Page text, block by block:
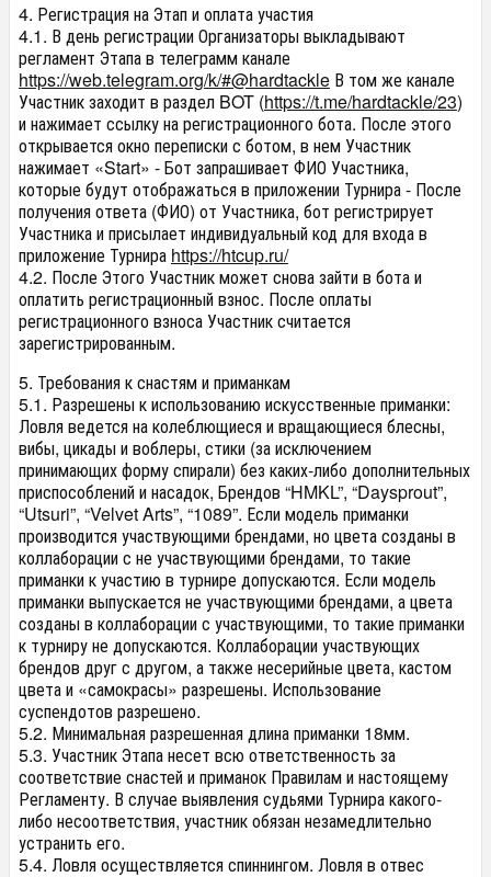
4. Регистрация на Этап и оплата участия
4.1. В день регистрации Организаторы выкладывают
регламент Этапа в телеграмм канале
https://web.telegram.org/k/#@hardtackle В том же канале
Участник заходит в раздел BOT (https://t.me/hardtackle/23)
и нажимает ссылку на регистрационного бота. После этого
открывается окно переписки с ботом, в нем Участник
нажимает «Start» - Бот запрашивает ФИО Участника,
которые будут отображаться в приложении Турнира - После
получения ответа (ФИО) от Участника, бот регистрирует
Участника и присылает индивидуальный код для входа в
приложение Турнира https://htcup.ru/
4.2. После Этого Участник может снова зайти в бота и
оплатить регистрационный взнос. После оплаты
регистрационного взноса Участник считается
зарегистрированным.
5. Требования к снастям и приманкам
5.1. Разрешены к использованию искусственные приманки:
Ловля ведется на колеблющиеся и вращающиеся блесны,
вибы, цикады и воблеры, стики (за исключением
принимающих форму спирали) без каких-либо дополнительных
приспособлений и насадок, Брендов “HMKL”, “Daysprout”,
“Utsuri”, “Velvet Arts”, “1089”. Если модель приманки
производится участвующими брендами, но цвета созданы в
коллаборации с не участвующими брендами, то такие
приманки к участию в турнире допускаются. Если модель
приманки выпускается не участвующими брендами, а цвета
созданы в коллаборации с участвующими, то такие приманки
к турниру не допускаются. Коллаборации участвующих
брендов друг с другом, а также несерийные цвета, кастом
цвета и «самокрасы» разрешены. Использование
суспендотов разрешено.
5.2. Минимальная разрешенная длина приманки 18мм.
5.3. Участник Этапа несет всю ответственность за
соответствие снастей и приманок Правилам и настоящему
Регламенту. В случае выявления судьями Турнира какого-
либо несоответствия, участник обязан незамедлительно
устранить его.
5.4. Ловля осуществляется спиннингом. Ловля в отвес